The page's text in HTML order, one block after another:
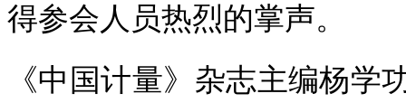
得参会人员热烈的掌声。
《中国计量》杂志主编杨